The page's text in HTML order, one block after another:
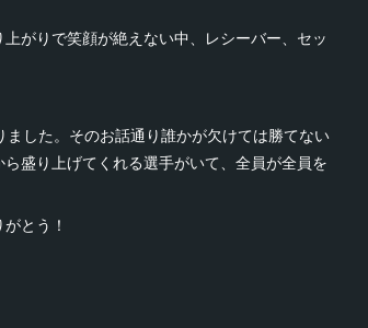
がりで笑顔が絶えない中、レシーバー、セッ
した。そのお話通り誰かが欠けては勝てない
盛り上げてくれる選手がいて、全員が全員を
とう！